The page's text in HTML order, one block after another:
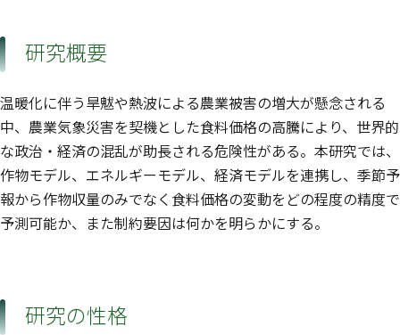
研究概要
温暖化に伴う旱魃や熱波による農業被害の増大が懸念される
中、農業気象災害を契機とした食料価格の高騰により、世界的
な政治・経済の混乱が助長される危険性がある。本研究では、
作物モデル、エネルギーモデル、経済モデルを連携し、季節予
報から作物収量のみでなく食料価格の変動をどの程度の精度で
予測可能か、また制約要因は何かを明らかにする。
研究の性格